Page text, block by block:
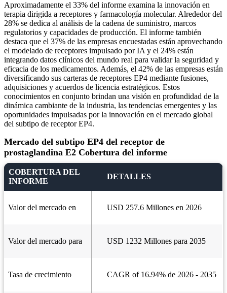
Aproximadamente el 33% del informe examina la innovación en
terapia dirigida a receptores y farmacología molecular. Alrededor del
28% se dedica al análisis de la cadena de suministro, marcos
regulatorios y capacidades de producción. El informe también
destaca que el 37% de las empresas encuestadas están aprovechando
el modelado de receptores impulsado por IA y el 24% están
integrando datos clínicos del mundo real para validar la seguridad y
eficacia de los medicamentos. Además, el 42% de las empresas están
diversificando sus carteras de receptores EP4 mediante fusiones,
adquisiciones y acuerdos de licencia estratégicos. Estos
conocimientos en conjunto brindan una visión en profundidad de la
dinámica cambiante de la industria, las tendencias emergentes y las
oportunidades impulsadas por la innovación en el mercado global
del subtipo de receptor EP4.
Mercado del subtipo EP4 del receptor de
prostaglandina E2 Cobertura del informe
COBERTURA DEL
INFORME
DETALLES
Valor del mercado en USD 257.6 Millones en 2026
Valor del mercado para USD 1232 Millones para 2035
Tasa de crecimiento CAGR of 16.94% de 2026 - 2035